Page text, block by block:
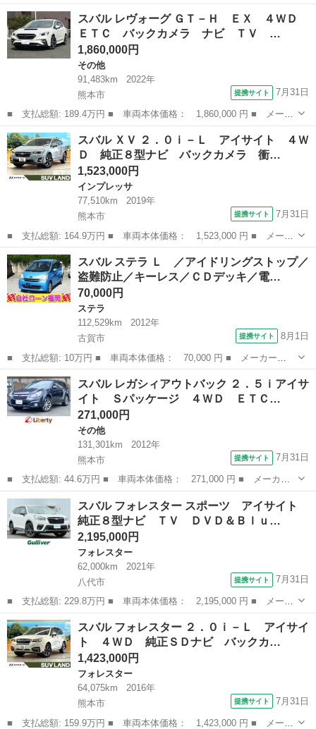
ー名： スバル ■ 車種名： フォレスター ■ グレード名： プレ
ミアムＳ：ＨＥＶ ＥＸ ２トーン 禁煙車 純正１１．６型ナビＴ
Ｖ デジ...
熊本 熊本市 フォレスター
スバル レヴォーグ ＧＴ－Ｈ ＥＸ ４ＷＤ
ＥＴＣ バックカメラ ナビ ＴＶ …
1,860,000円
その他
91,483km
2022年
熊本市
提携サイト 7月31日
■ 支払総額: 189.4万円 ■ 車両本体価格： 1,860,000 円 ■ メーカ
ー名： スバル ■ 車種名： レヴォーグ ■ グレード名： ＧＴ－
Ｈ ＥＸ ４ＷＤ ＥＴＣ バックカメラ ナビ ＴＶ クリアラン
スソナー...
熊本 熊本市
スバル ＸＶ ２．０ｉ－Ｌ アイサイト ４Ｗ
Ｄ 純正８型ナビ バックカメラ 衝…
1,523,000円
インプレッサ
77,510km
2019年
熊本市
提携サイト 7月31日
■ 支払総額: 164.9万円 ■ 車両本体価格： 1,523,000 円 ■ メーカ
ー名： スバル ■ 車種名： ＸＶ ■ グレード名： ２．０ｉ－
Ｌ アイサイト ４ＷＤ 純正８型ナビ バックカメラ 衝突被害軽
減システム...
熊本 熊本市
スバル ステラ Ｌ ／アイドリングストップ／
盗難防止／キーレス／ＣＤデッキ／電…
70,000円
ステラ
112,529km
2012年
古賀市
提携サイト 8月1日
■ 支払総額: 10万円 ■ 車両本体価格： 70,000 円 ■ メーカー
名： スバル ■ 車種名： ステラ ■ グレード名： Ｌ ／アイド
リングストップ／盗難防止／キーレス／ＣＤデッキ／電格ミラー／タ
イミングチェーン ...
福岡 古賀市
スバル レガシィアウトバック ２．５ｉアイサ
イト Ｓパッケージ ４ＷＤ ＥＴＣ…
271,000円
その他
131,301km
2012年
熊本市
提携サイト 7月31日
■ 支払総額: 44.6万円 ■ 車両本体価格： 271,000 円 ■ メーカー
名： スバル ■ 車種名： レガシィアウトバック ■ グレード
名： ２．５ｉアイサイト Ｓパッケージ ４ＷＤ ＥＴＣ バック
カメラ オートク...
熊本 熊本市
スバル フォレスター スポーツ アイサイト
純正８型ナビ ＴＶ ＤＶＤ＆Ｂｌｕ…
2,195,000円
フォレスター
62,000km
2021年
八代市
提携サイト 7月31日
■ 支払総額: 229.8万円 ■ 車両本体価格： 2,195,000 円 ■ メーカ
ー名： スバル ■ 車種名： フォレスター ■ グレード名： スポ
ーツ アイサイト 純正８型ナビ ＴＶ ＤＶＤ＆Ｂｌｕ－ｒａｙ再
生 前横...
熊本 八代市 フォレスター
スバル フォレスター ２．０ｉ－Ｌ アイサイ
ト ４ＷＤ 純正ＳＤナビ バックカ…
1,423,000円
フォレスター
64,075km
2016年
熊本市
提携サイト 7月31日
■ 支払総額: 159.9万円 ■ 車両本体価格： 1,423,000 円 ■ メーカ